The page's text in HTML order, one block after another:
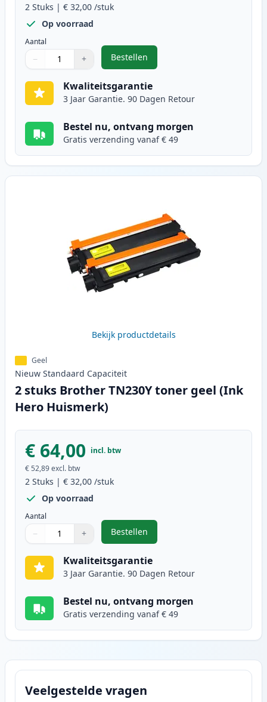
2 Stuks | € 32,00 /stuk
Op voorraad
Aantal
Gebruik de knoppen om aan te passen
− +
1
Bestellen
,2 stuks Brother TN230M toner
Kwaliteitsgarantie
3 Jaar Garantie. 90 Dagen Retour
Bestel nu, ontvang morgen
Gratis verzending vanaf € 49
Bekijk productdetails
Geel
Nieuw Standaard Capaciteit
2 stuks Brother TN230Y toner geel (Ink
Hero Huismerk)
€ 64,00 incl. btw
€ 52,89excl. btw
2 Stuks | € 32,00 /stuk
Op voorraad
Aantal
Gebruik de knoppen om aan te passen
− +
1
Bestellen
,2 stuks Brother TN230Y toner
Kwaliteitsgarantie
3 Jaar Garantie. 90 Dagen Retour
Bestel nu, ontvang morgen
Gratis verzending vanaf € 49
Veelgestelde vragen